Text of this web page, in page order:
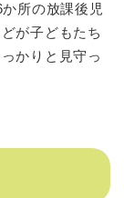
所の放課後児
が子どもたち
かりと見守っ